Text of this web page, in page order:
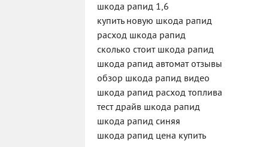
шкода рапид 1,6
купить новую шкода рапид
расход шкода рапид
сколько стоит шкода рапид
шкода рапид автомат отзывы
обзор шкода рапид видео
шкода рапид расход топлива
тест драйв шкода рапид
шкода рапид синяя
шкода рапид цена купить